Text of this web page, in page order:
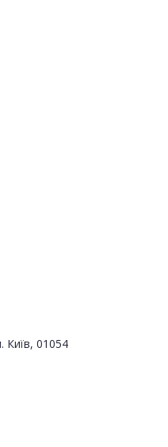
Київ, 01054